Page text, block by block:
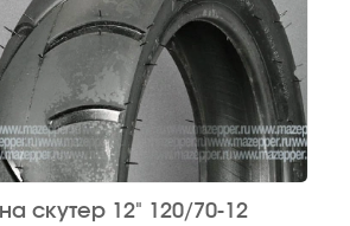
скутер 12" 120/70-12